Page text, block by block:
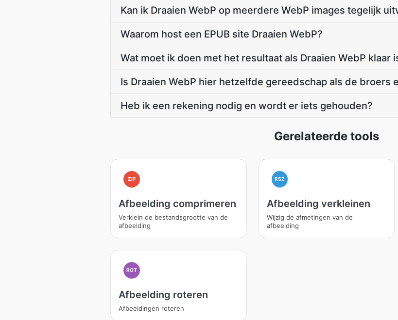
Kan ik Draaien WebP op meerdere WebP images tegelijk
Waarom host een EPUB site Draaien WebP?
Wat moet ik doen met het resultaat als Draaien WebP klaar
Is Draaien WebP hier hetzelfde gereedschap als de broers
Heb ik een rekening nodig en wordt er iets gehouden?
Gerelateerde tools
ZIP
Afbeelding comprimeren
Verklein de bestandsgrootte van de
afbeelding
RSZ
Afbeelding verkleinen
Wijzig de afmetingen van de
afbeelding
ROT
Afbeelding roteren
Afbeeldingen roteren